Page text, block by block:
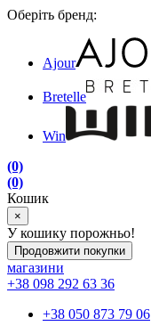
Оберіть бренд:
Ajour
Bretelle
Win
(0)
(0)
Кошик
×
У кошику порожньо!
Продовжити покупки
магазини
+38 098 292 63 36
+38 050 873 79 06